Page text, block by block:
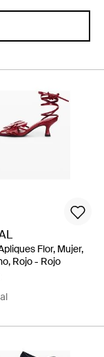
Flor, Mujer,
Rojo - Rojo